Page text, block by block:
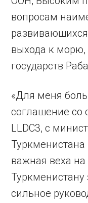
вопросам
выхода к
государств
«Для меня
соглашение со
LLDC3, с
важная веха на
сильное